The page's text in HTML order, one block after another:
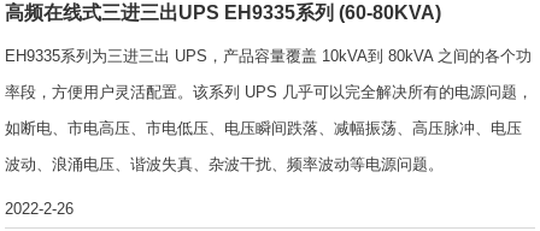
高频在线式三进三出UPS EH9335系列 (60-80KVA)
EH9335系列为三进三出 UPS，产品容量覆盖 10kVA到 80kVA 之间的各个功
率段，方便用户灵活配置。该系列 UPS 几乎可以完全解决所有的电源问题，
如断电、市电高压、市电低压、电压瞬间跌落、减幅振荡、高压脉冲、电压
波动、浪涌电压、谐波失真、杂波干扰、频率波动等电源问题。
2022-2-26